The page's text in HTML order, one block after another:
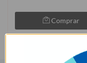
Comprar